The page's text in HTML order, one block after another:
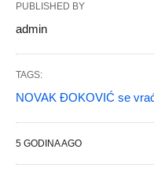
PUBLISHED BY
admin
TAGS:
NOVAK ĐOKOVIĆ se
5 GODINA AGO